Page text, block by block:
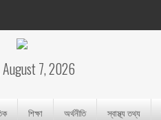
7, 2026
শিক্ষা অর্থনীতি স্বাস্থ্য তথ্য